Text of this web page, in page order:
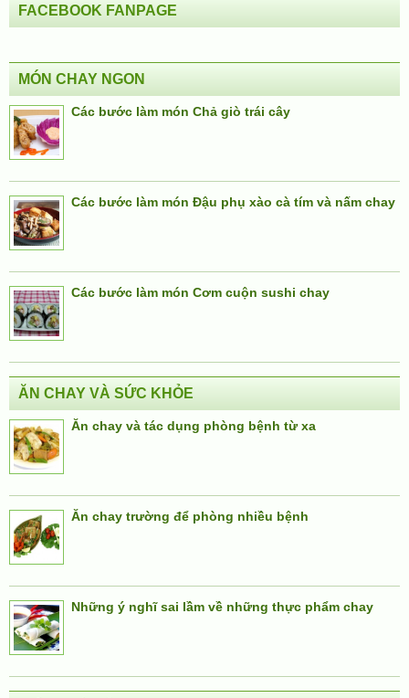
FACEBOOK FANPAGE
MÓN CHAY NGON
Các bước làm món Chả giò trái cây
Các bước làm món Đậu phụ xào cà tím và nấm chay
Các bước làm món Cơm cuộn sushi chay
ĂN CHAY VÀ SỨC KHỎE
Ăn chay và tác dụng phòng bệnh từ xa
Ăn chay trường để phòng nhiều bệnh
Những ý nghĩ sai lầm về những thực phẩm chay